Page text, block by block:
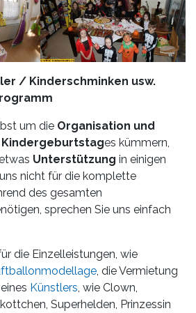
/ Kinderschminken usw.
um die Organisation und
es kümmern,
Unterstützung in einigen
nicht für die komplette
des gesamten
sprechen Sie uns einfach
die Einzelleistungen, wie
, die Vermietung
Künstlers , wie Clown,
Superhelden, Prinzessin